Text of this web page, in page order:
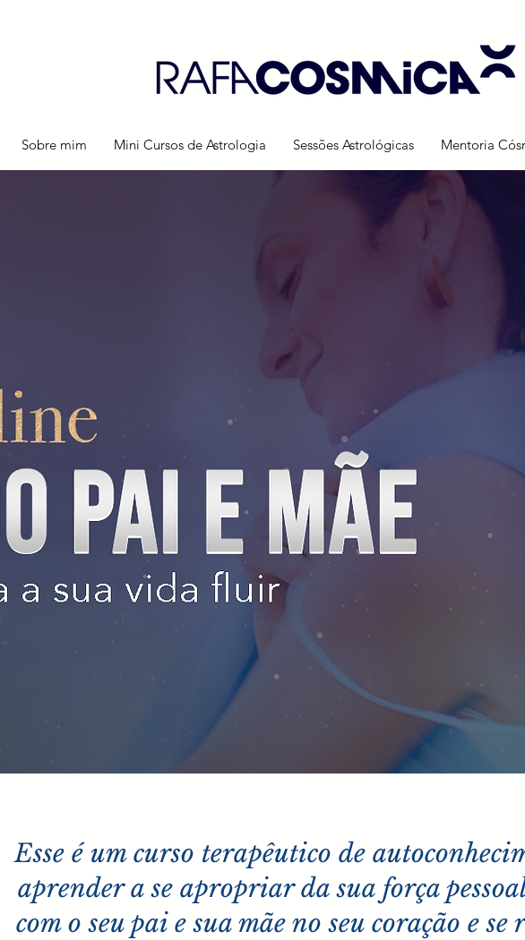
Sobre mim Mini Cursos de Astrologia Sessões Astrológicas Mentoria
Esse é um curso terapêutico de
aprender a se apropriar da sua força
com o seu pai e sua mãe no seu coração e